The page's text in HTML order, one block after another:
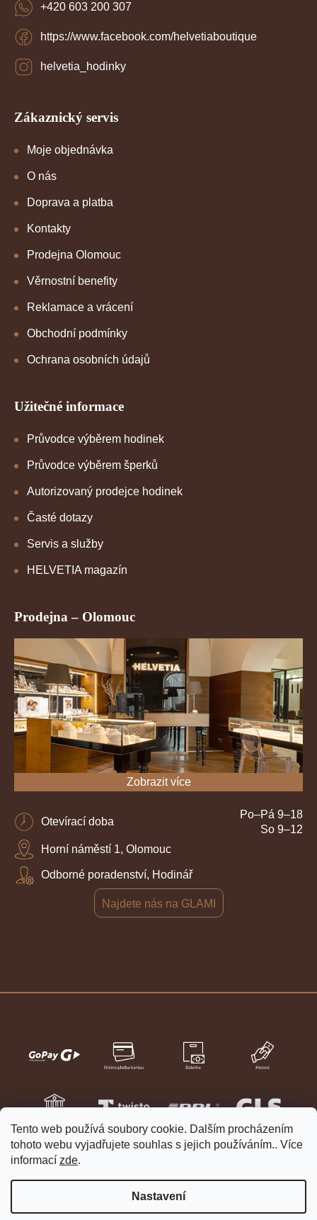
Tento web používá soubory cookie. Dalším procházením
tohoto webu vyjadřujete souhlas s jejich používáním.. Více
informací zde.
Nastavení
https://www.facebook.com/helvetiaboutique
helvetia_hodinky
+420 603 200 307
Zákaznický servis
Moje objednávka
O nás
Doprava a platba
Kontakty
Prodejna Olomouc
Věrnostní benefity
Reklamace a vrácení
Obchodní podmínky
Ochrana osobních údajů
Užitečné informace
Průvodce výběrem hodinek
Průvodce výběrem šperků
Autorizovaný prodejce hodinek
Časté dotazy
Servis a služby
HELVETIA magazín
Prodejna – Olomouc
Zobrazit více
Otevírací doba
Po–Pá 9–18
So 9–12
Horní náměstí 1, Olomouc
Odborné poradenství, Hodinář
Najdete nás na GLAMI
Vytvořil Shoptet